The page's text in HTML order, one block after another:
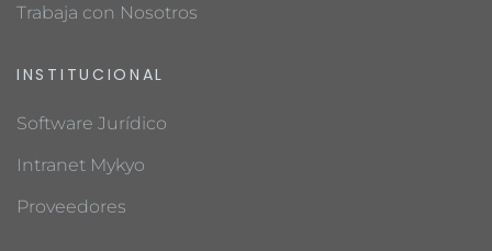
Trabaja con Nosotros
INSTITUCIONAL
Software Jurídico
Intranet Mykyo
Proveedores